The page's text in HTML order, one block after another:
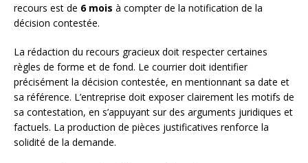
recours est de 6 mois à compter de la notification de la
décision contestée.
La rédaction du recours gracieux doit respecter certaines
règles de forme et de fond. Le courrier doit identifier
précisément la décision contestée, en mentionnant sa date et
sa référence. L’entreprise doit exposer clairement les motifs de
sa contestation, en s’appuyant sur des arguments juridiques et
factuels. La production de pièces justificatives renforce la
solidité de la demande.